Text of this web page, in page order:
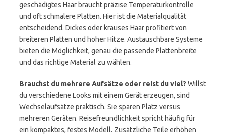
geschädigtes Haar braucht präzise Temperaturkontrolle
und oft schmalere Platten. Hier ist die Materialqualität
entscheidend. Dickes oder krauses Haar profitiert von
breiteren Platten und hoher Hitze. Austauschbare Systeme
bieten die Möglichkeit, genau die passende Plattenbreite
und das richtige Material zu wählen.
Brauchst du mehrere Aufsätze oder reist du viel? Willst
du verschiedene Looks mit einem Gerät erzeugen, sind
Wechselaufsätze praktisch. Sie sparen Platz versus
mehreren Geräten. Reisefreundlichkeit spricht häufig für
ein kompaktes, festes Modell. Zusätzliche Teile erhöhen